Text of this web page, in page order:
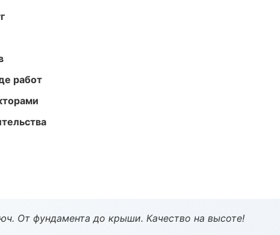
работ
От фундамента до крыши. Качество на высоте!